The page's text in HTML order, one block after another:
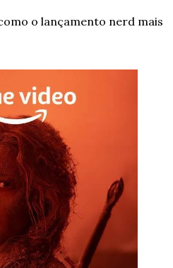
o lançamento nerd mais